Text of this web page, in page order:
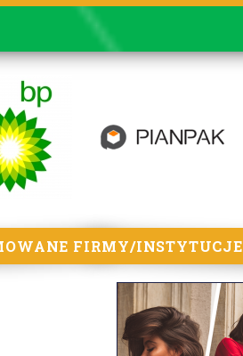
FIRMY/INSTYTUCJE